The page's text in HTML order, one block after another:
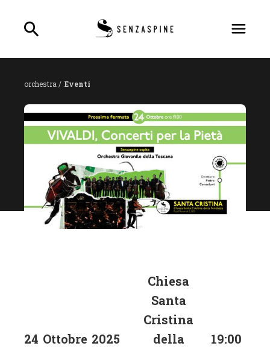
orchestra / Eventi
24 Ottobre 2025
Chiesa
Santa
Cristina
della
19:00